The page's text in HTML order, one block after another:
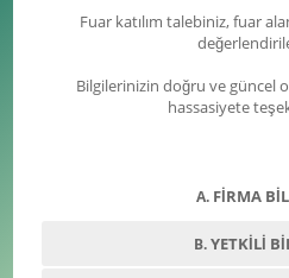
Fuar katılım talebiniz, fuar
Bilgilerinizin doğru ve güncel
hassasiyete
A. FİRMA
B.YETKİLİ